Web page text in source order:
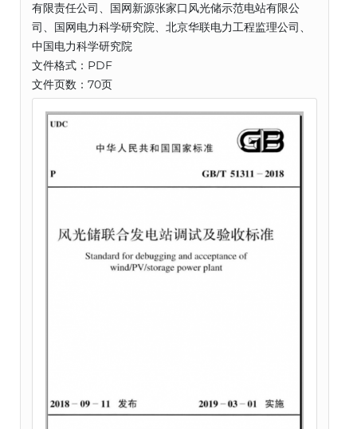
有限责任公司、国网新源张家口风光储示范电站有限公
司、国网电力科学研究院、北京华联电力工程监理公司、
中国电力科学研究院
文件格式：PDF
文件页数：70页